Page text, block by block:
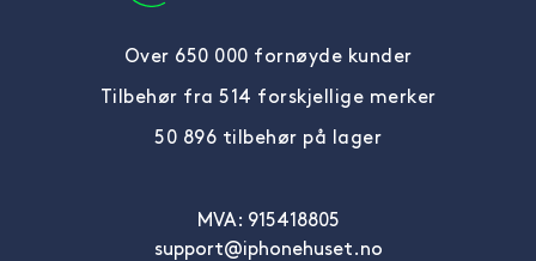
Over 650 000 fornøyde kunder
Tilbehør fra 514 forskjellige merker
50 896 tilbehør på lager
MVA: 915418805
support@iphonehuset.no